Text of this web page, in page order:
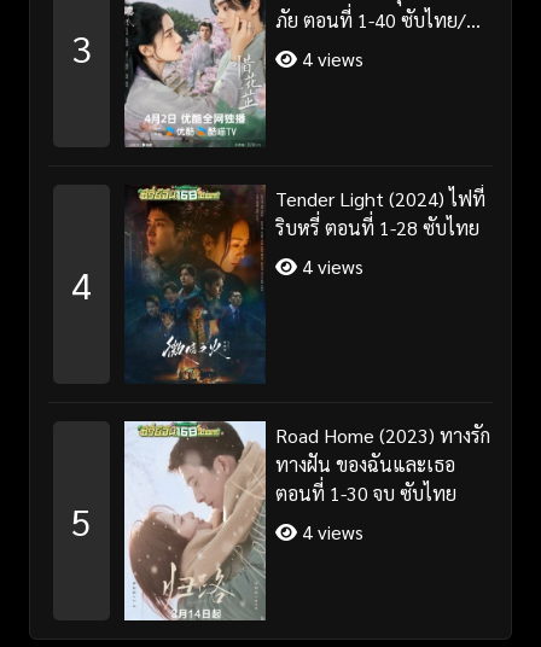
3
ภัย ตอนที่ 1-40 ซับไทย/
พากย์ไทย
4 views
4
Tender Light (2024) ไฟที่
ริบหรี่ ตอนที่ 1-28 ซับไทย
4 views
5
Road Home (2023) ทางรัก
ทางฝัน ของฉันและเธอ
ตอนที่ 1-30 จบ ซับไทย
4 views